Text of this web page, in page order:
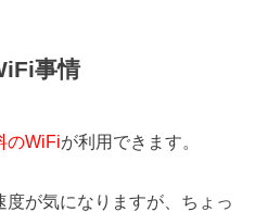
事情
のWiFiが利用できます。
が気になりますが、ちょっ